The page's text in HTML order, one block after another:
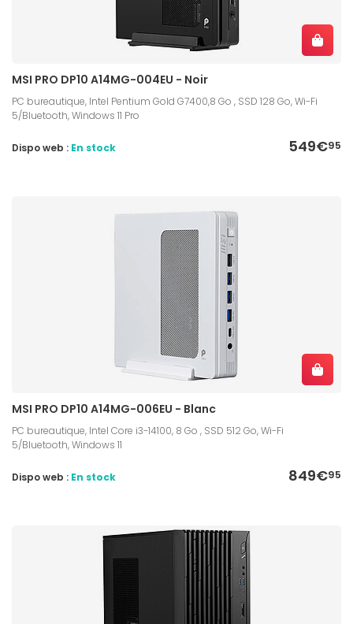
MSI PRO DP10 A14MG-004EU - Noir
PC bureautique, Intel Pentium Gold G7400,8 Go , SSD 128 Go, Wi-Fi
5/Bluetooth, Windows 11 Pro
549€95
Dispo web : En stock
MSI PRO DP10 A14MG-006EU - Blanc
PC bureautique, Intel Core i3-14100, 8 Go , SSD 512 Go, Wi-Fi
5/Bluetooth, Windows 11
849€95
Dispo web : En stock